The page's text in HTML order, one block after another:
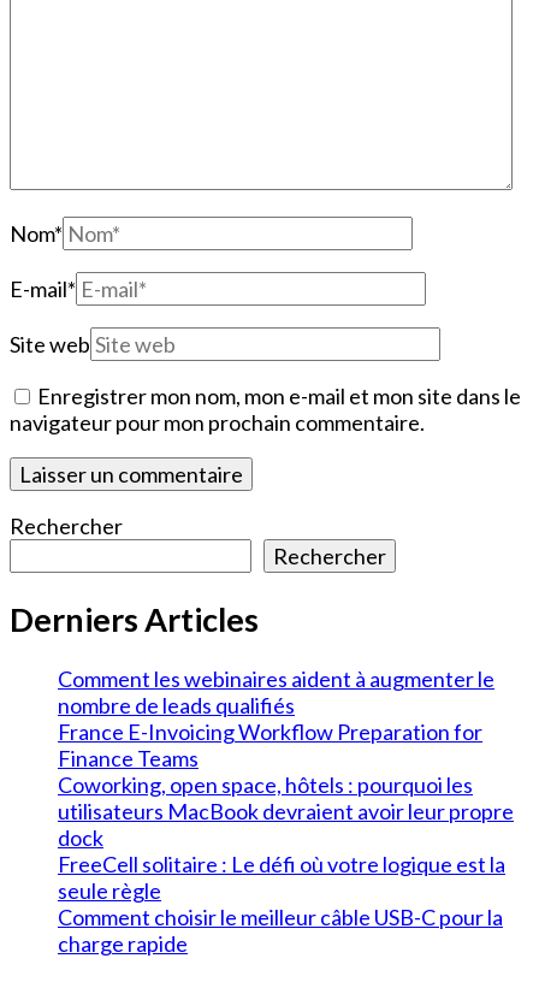
Nom*
E-mail*
Site web
Enregistrer mon nom, mon e-mail et mon site dans le
navigateur pour mon prochain commentaire.
Rechercher
Rechercher
Derniers Articles
Comment les webinaires aident à augmenter le
nombre de leads qualifiés
France E-Invoicing Workflow Preparation for
Finance Teams
Coworking, open space, hôtels : pourquoi les
utilisateurs MacBook devraient avoir leur propre
dock
FreeCell solitaire : Le défi où votre logique est la
seule règle
Comment choisir le meilleur câble USB-C pour la
charge rapide